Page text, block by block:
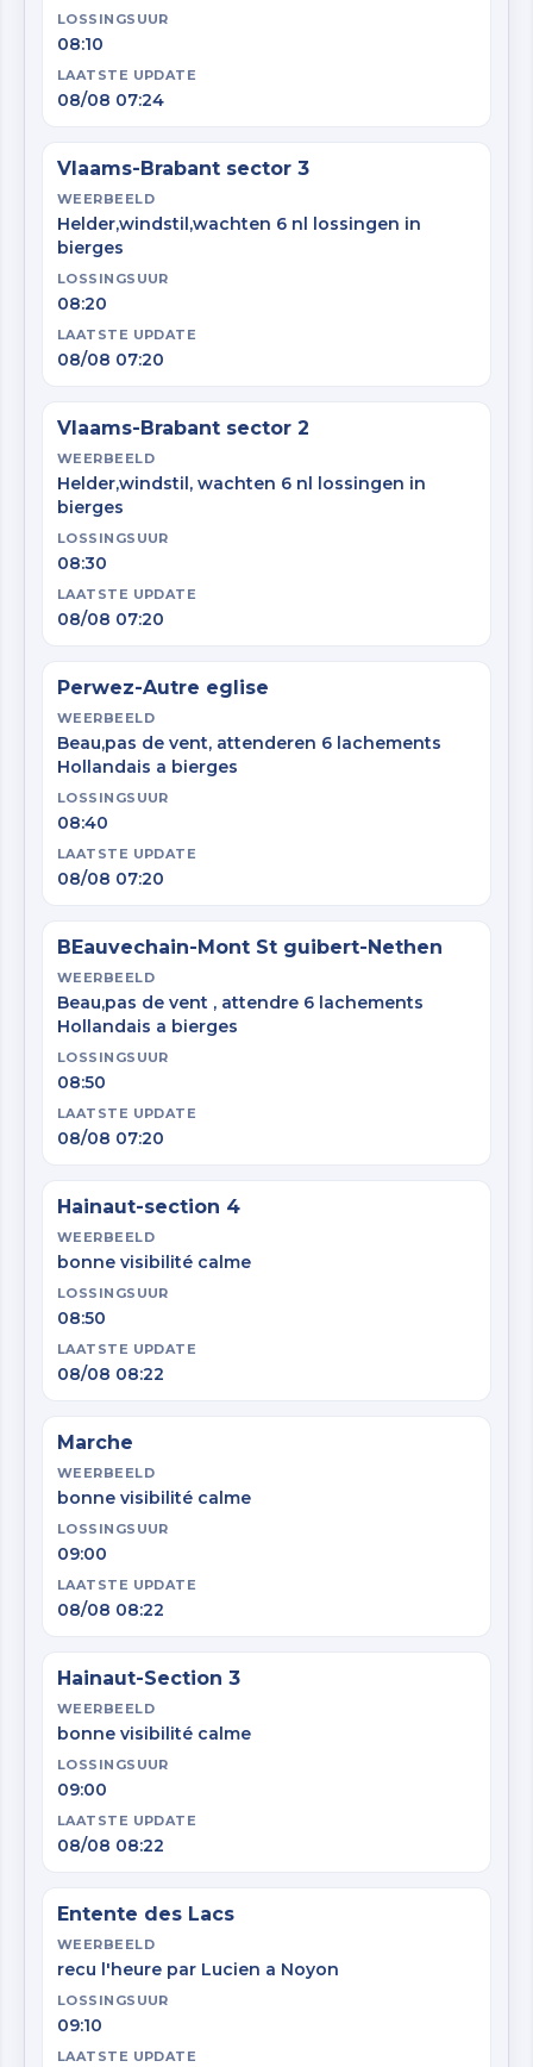
LOSSINGSUUR
08:10
LAATSTE UPDATE
08/08 07:24
Vlaams-Brabant sector 3
WEERBEELD
Helder,windstil,wachten 6 nl lossingen in
bierges
LOSSINGSUUR
08:20
LAATSTE UPDATE
08/08 07:20
Vlaams-Brabant sector 2
WEERBEELD
Helder,windstil, wachten 6 nl lossingen in
bierges
LOSSINGSUUR
08:30
LAATSTE UPDATE
08/08 07:20
Perwez-Autre eglise
WEERBEELD
Beau,pas de vent, attenderen 6 lachements
Hollandais a bierges
LOSSINGSUUR
08:40
LAATSTE UPDATE
08/08 07:20
BEauvechain-Mont St guibert-Nethen
WEERBEELD
Beau,pas de vent , attendre 6 lachements
Hollandais a bierges
LOSSINGSUUR
08:50
LAATSTE UPDATE
08/08 07:20
Hainaut-section 4
WEERBEELD
bonne visibilité calme
LOSSINGSUUR
08:50
LAATSTE UPDATE
08/08 08:22
Marche
WEERBEELD
bonne visibilité calme
LOSSINGSUUR
09:00
LAATSTE UPDATE
08/08 08:22
Hainaut-Section 3
WEERBEELD
bonne visibilité calme
LOSSINGSUUR
09:00
LAATSTE UPDATE
08/08 08:22
Entente des Lacs
WEERBEELD
recu l'heure par Lucien a Noyon
LOSSINGSUUR
09:10
LAATSTE UPDATE